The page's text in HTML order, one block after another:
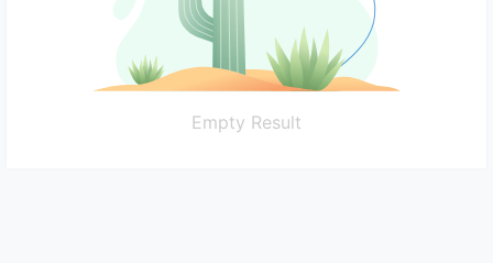
Empty Result